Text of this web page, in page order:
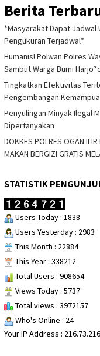
Berita
*Masyarakat Dapat Jadwal
Pengukuran Terjadwal*
Humanis! Polwan Polres
Sambut Warga Bumi
Tingkatkan Efektivitas
Pengembangan
Penyulingan Minyak Ilegal
Dipertanyakan
DOKKES POLRES OGAN
MAKAN BERGIZI GRATIS
STATISTIK
Users Today : 1838
Users Yesterday : 2983
This Month : 22884
This Year : 338212
Total Users : 908654
Views Today : 5737
Total views : 3972157
Who's Online : 24
Your IP Address :